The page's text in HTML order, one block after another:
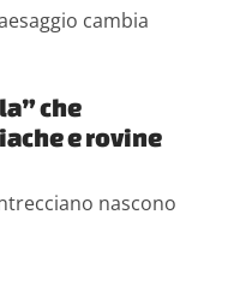
cambia
che
e rovine
nascono